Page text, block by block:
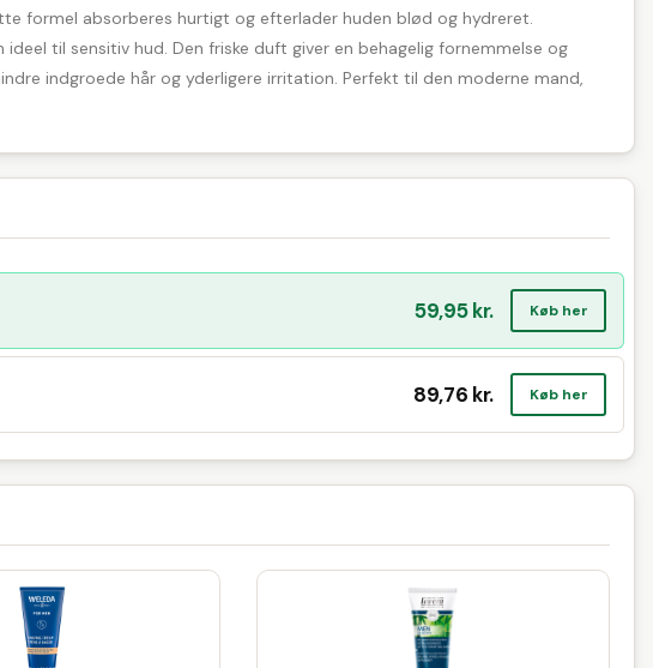
formel absorberes hurtigt og efterlader huden blød og hydreret.
til sensitiv hud. Den friske duft giver en behagelig fornemmelse og
indgroede hår og yderligere irritation. Perfekt til den moderne mand,
59,95 kr. Køb her
89,76 kr. Køb her